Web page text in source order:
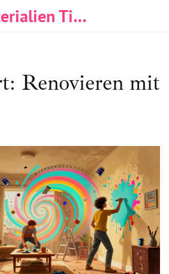
Bildungsmaterialien Tischlerei & Immobilien
Renovieren mit